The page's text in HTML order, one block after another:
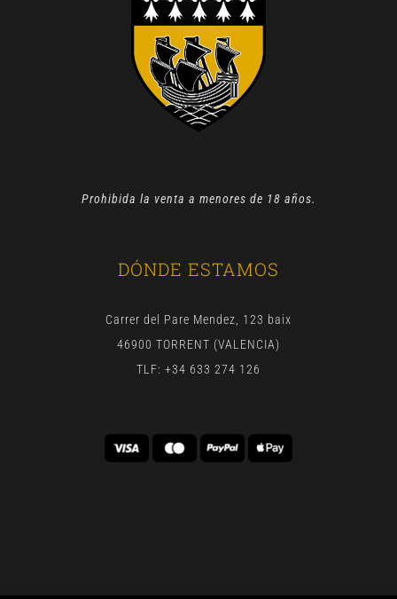
Prohibida la venta a menores de 18 años.
DÓNDE ESTAMOS
Carrer del Pare Mendez, 123 baix
46900 TORRENT (VALENCIA)
TLF: +34 633 274 126